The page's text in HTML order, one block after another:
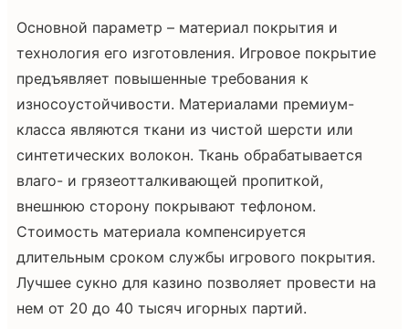
Основной параметр – материал покрытия и
технология его изготовления. Игровое покрытие
предъявляет повышенные требования к
износоустойчивости. Материалами премиум-
класса являются ткани из чистой шерсти или
синтетических волокон. Ткань обрабатывается
влаго- и грязеотталкивающей пропиткой,
внешнюю сторону покрывают тефлоном.
Стоимость материала компенсируется
длительным сроком службы игрового покрытия.
Лучшее сукно для казино позволяет провести на
нем от 20 до 40 тысяч игорных партий.